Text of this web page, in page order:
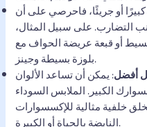
أو جريئًا، فاحرصي على أن
التضارب. على سبيل المثال،
أو قبعة عريضة الحواف مع
بلوزة بسيطة وجينز.
أفضل: يمكن أن تساعد الألوان
الكبير. الملابس السوداء
تخلق خلفية مثالية للإكسسوارات
النابضة بالحياة أو الكبيرة.